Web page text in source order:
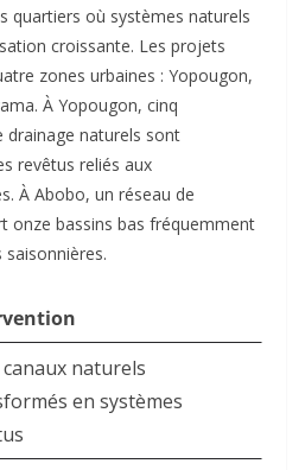
quartiers où systèmes naturels
croissante. Les projets
zones urbaines : Yopougon,
À Yopougon, cinq
drainage naturels sont
revêtus reliés aux
À Abobo, un réseau de
onze bassins bas fréquemment
naturels
en systèmes